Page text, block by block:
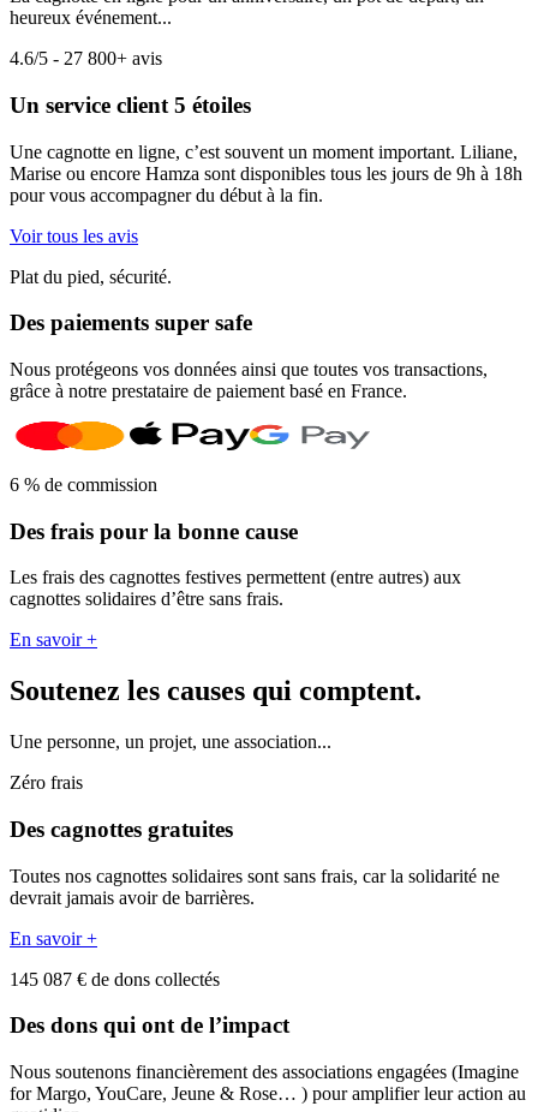
heureux événement...
4.6/5 - 27 800+ avis
Un service client 5 étoiles
Une cagnotte en ligne, c’est souvent un moment important. Liliane,
Marise ou encore Hamza sont disponibles tous les jours de 9h à 18h
pour vous accompagner du début à la fin.
Voir tous les avis
Plat du pied, sécurité.
Des paiements super safe
Nous protégeons vos données ainsi que toutes vos transactions,
grâce à notre prestataire de paiement basé en France.
6 % de commission
Des frais pour la bonne cause
Les frais des cagnottes festives permettent (entre autres) aux
cagnottes solidaires d’être sans frais.
En savoir +
Soutenez les causes qui comptent.
Une personne, un projet, une association...
Zéro frais
Des cagnottes gratuites
Toutes nos cagnottes solidaires sont sans frais, car la solidarité ne
devrait jamais avoir de barrières.
En savoir +
145 087 € de dons collectés
Des dons qui ont de l’impact
Nous soutenons financièrement des associations engagées (Imagine
for Margo, YouCare, Jeune & Rose… ) pour amplifier leur action au